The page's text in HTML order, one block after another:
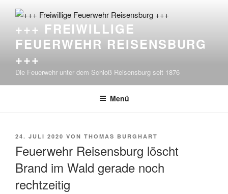
Inhalt
springen+++ FREIWILLIGE
FEUERWEHR REISENSBURG
+++
Die Feuerwehr unter dem Schloß Reisensburg seit 1876
Menü
VERÖFFENTLICHT
24. JULI 2020 VON THOMAS BURGHART
Feuerwehr Reisensburg löscht
Brand im Wald gerade noch
rechtzeitig